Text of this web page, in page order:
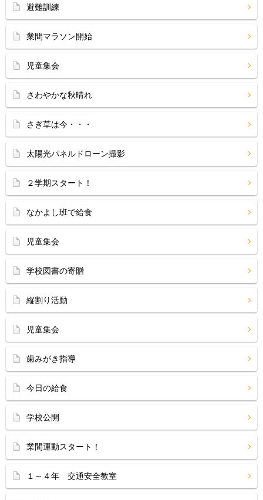
避難訓練
業間マラソン開始
児童集会
さわやかな秋晴れ
さぎ草は今・・・
太陽光パネルドローン撮影
２学期スタート！
なかよし班で給食
児童集会
学校図書の寄贈
縦割り活動
児童集会
歯みがき指導
今日の給食
学校公開
業間運動スタート！
１～４年 交通安全教室